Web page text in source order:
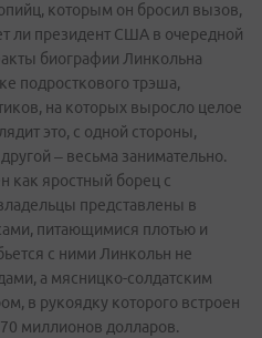
которым он бросил вызов,
ли президент США в очередной
биографии Линкольна
подросткового трэша,
на которых выросло целое
это, с одной стороны,
– весьма занимательно.
как яростный борец с
представлены в
питающимися плотью и
с ними Линкольн не
а мясницко-солдатским
в рукоядку которого встроен
миллионов долларов.